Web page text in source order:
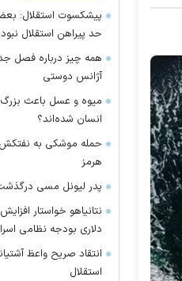
پیشکسوت استقلال:
حد پیراهن استقلال
همه چیز درباره فصل
آژانس دوستی
میوه و عسل باعث
انسان شده‌اند؟
حمله موشکی به نفتکش
هرمز
پدر لیونل مسی
دلاری بودجه نظامی
انتقاد صریح واعظ
استقلال